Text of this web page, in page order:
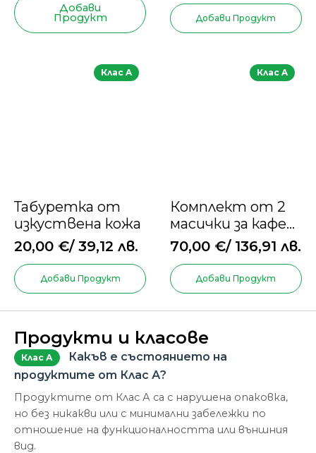
Добави
Продукт Добави Продукт
Клас A
Табуретка от
изкуствена кожа
20,00 €/ 39,12 лв.
Добави Продукт
Клас A
Комплект от 2
масички за кафе
Relaxdays
70,00 €/ 136,91 лв.
Добави Продукт
Продукти и класове
Клас А
Какъв е състоянието на
продуктите от Клас А?
Продуктите от Клас А са с нарушена опаковка,
но без никакви или с минимални забележки по
отношение на функционалността или външния
вид.